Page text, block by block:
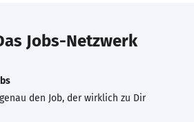
Jobs-Netzwerk
den Job, der wirklich zu Dir